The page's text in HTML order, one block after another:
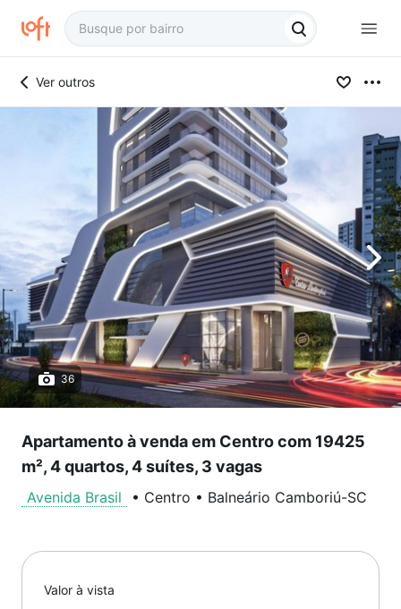
Ver outros
36
Apartamento à venda em Centro com 19425
m², 4 quartos, 4 suítes, 3 vagas
Avenida Brasil • Centro • Balneário Camboriú-SC
Valor à vista